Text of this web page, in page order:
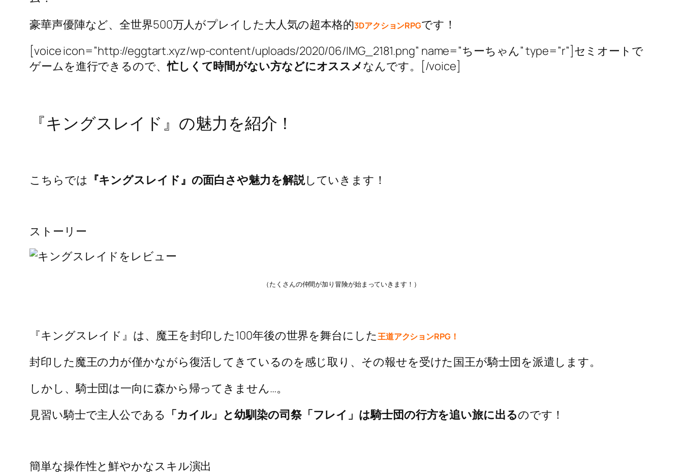
豪華声優陣など、全世界500万人がプレイした大人気の超本格的3DアクションRPGです！
[voice icon=”http://eggtart.xyz/wp-content/uploads/2020/06/IMG_2181.png” name=”ちーちゃん” type=”r”]セミオートで
ゲームを進行できるので、忙しくて時間がない方などにオススメなんです。[/voice]
『キングスレイド』の魅力を紹介！
こちらでは 『キングスレイド』の面白さや魅力を解説していきます！
ストーリー
（たくさんの仲間が加り冒険が始まっていきます！）
『キングスレイド』は、魔王を封印した100年後の世界を舞台にした王道アクションRPG！
封印した魔王の力が僅かながら復活してきているのを感じ取り、その報せを受けた国王が騎士団を派遣します。
しかし、騎士団は一向に森から帰ってきません…。
見習い騎士で主人公である 「カイル」と幼馴染の司祭「フレイ」は騎士団の行方を追い旅に出るのです！
簡単な操作性と鮮やかなスキル演出